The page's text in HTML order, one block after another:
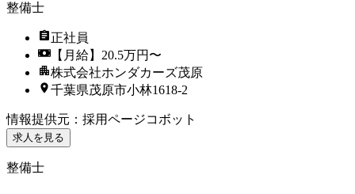
整備士
正社員
【月給】20.5万円〜
株式会社ホンダカーズ茂原
千葉県茂原市小林1618-2
情報提供元 ： 採用ページコボット
求人を見る
整備士